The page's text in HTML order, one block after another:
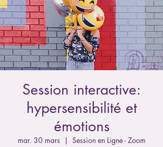
Session interactive:
hypersensibilité et
émotions
mar. 30 mars
  |
Session en Ligne - Zoom